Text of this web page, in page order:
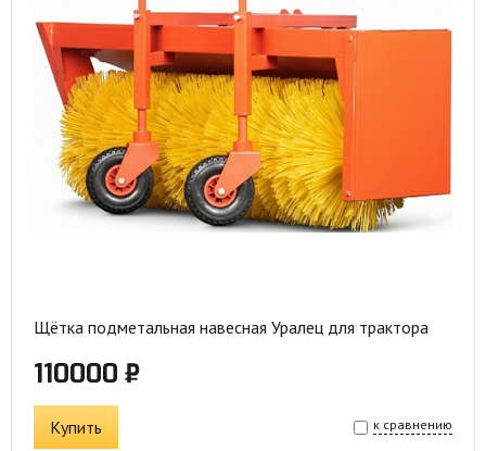
Щётка подметальная навесная Уралец для трактора
110000 ₽
Купить к сравнению